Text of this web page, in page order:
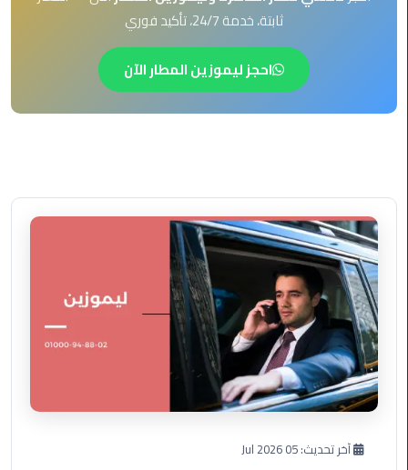
EN
AR
السخنة
العرب
الغردقة
ليموزين
برج
العرب
القاهرة
ليموزين
برج
العرب
دهب
ثابتة، خدمة 24/7، تأكيد فوري
احجز ليموزين المطار الآن
آخر تحديث:05 Jul 2026